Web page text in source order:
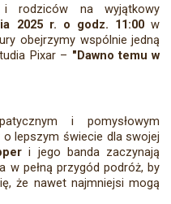
i rodziców na wyjątkowy
2025 r. o godz. 11:00 w
obejrzymy wspólnie jedną
Pixar – "Dawno temu w
i pomysłowym
lepszym świecie dla swojej
i jego banda zaczynają
w pełną przygód podróż, by
że nawet najmniejsi mogą